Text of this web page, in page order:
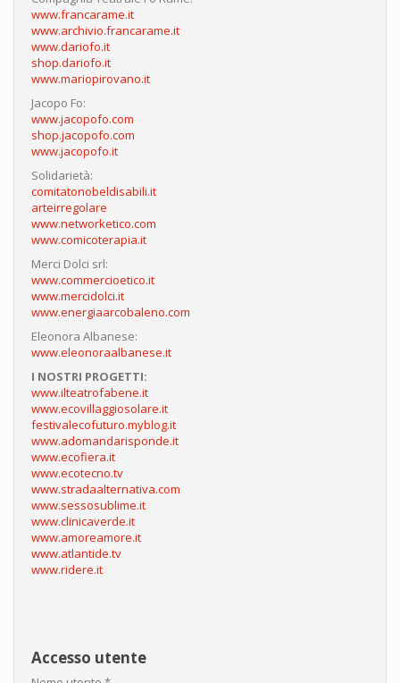
www.francarame.it
www.archivio.francarame.it
www.dariofo.it
shop.dariofo.it
www.mariopirovano.it
Jacopo Fo:
www.jacopofo.com
shop.jacopofo.com
www.jacopofo.it
Solidarietà:
comitatonobeldisabili.it
arteirregolare
www.networketico.com
www.comicoterapia.it
Merci Dolci srl:
www.commercioetico.it
www.mercidolci.it
www.energiaarcobaleno.com
Eleonora Albanese:
www.eleonoraalbanese.it
I NOSTRI PROGETTI:
www.ilteatrofabene.it
www.ecovillaggiosolare.it
festivalecofuturo.myblog.it
www.adomandarisponde.it
www.ecofiera.it
www.ecotecno.tv
www.stradaalternativa.com
www.sessosublime.it
www.clinicaverde.it
www.amoreamore.it
www.atlantide.tv
www.ridere.it
Accesso utente